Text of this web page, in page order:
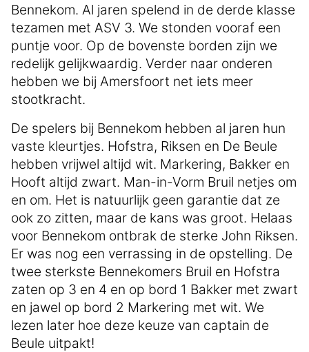
Bennekom. Al jaren spelend in de derde klasse
tezamen met ASV 3. We stonden vooraf een
puntje voor. Op de bovenste borden zijn we
redelijk gelijkwaardig. Verder naar onderen
hebben we bij Amersfoort net iets meer
stootkracht.
De spelers bij Bennekom hebben al jaren hun
vaste kleurtjes. Hofstra, Riksen en De Beule
hebben vrijwel altijd wit. Markering, Bakker en
Hooft altijd zwart. Man-in-Vorm Bruil netjes om
en om. Het is natuurlijk geen garantie dat ze
ook zo zitten, maar de kans was groot. Helaas
voor Bennekom ontbrak de sterke John Riksen.
Er was nog een verrassing in de opstelling. De
twee sterkste Bennekomers Bruil en Hofstra
zaten op 3 en 4 en op bord 1 Bakker met zwart
en jawel op bord 2 Markering met wit. We
lezen later hoe deze keuze van captain de
Beule uitpakt!